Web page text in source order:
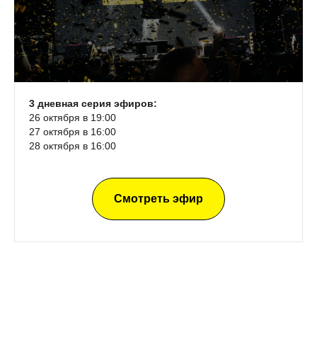
3 дневная серия эфиров:
26 октября в 19:00
27 октября в 16:00
28 октября в 16:00
Смотреть эфир